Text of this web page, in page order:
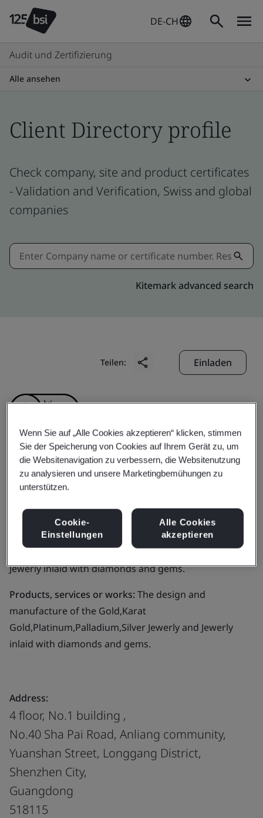
DE-CH
Audit und Zertifizierung
Alle ansehen
Client Directory profile
Check company, site and product certificates
- Validation and Verification, Swiss and global
companies
Kitemark advanced search
Teilen: Einladen
Shenzhen Hero Jewelry
Co., Ltd.
Business scope:The design and manufacture of the
Gold,Karat Gold,Platinum,Palladium,Silver Jewerly and
Jewerly inlaid with diamonds and gems.
Products, services or works:The design and
manufacture of the Gold,Karat
Gold,Platinum,Palladium,Silver Jewerly and Jewerly
inlaid with diamonds and gems.
Address:
4 floor, No.1 building ,
No.40 Sha Pai Road, Anliang community,
Yuanshan Street, Longgang District,
Shenzhen City,
Guangdong
518115
Wenn Sie auf „Alle Cookies akzeptieren“ klicken, stimmen
Sie der Speicherung von Cookies auf Ihrem Gerät zu, um
die Websitenavigation zu verbessern, die Websitenutzung
zu analysieren und unsere Marketingbemühungen zu
unterstützen.
Cookie-
Einstellungen
Alle Cookies
akzeptieren